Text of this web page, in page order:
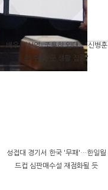
배우 이신영, 조용히 입대…"신병훈
련 수료, 군 생활 집중"
성접대 경기서 한국 '무패'…한일월
드컵 심판매수설 재점화될 듯